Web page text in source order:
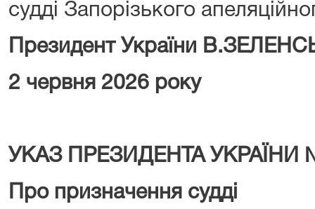
судді Запорізького
Президент України
2 червня 2026 року
УКАЗ ПРЕЗИДЕНТА УКРАЇНИ
Про призначення судді